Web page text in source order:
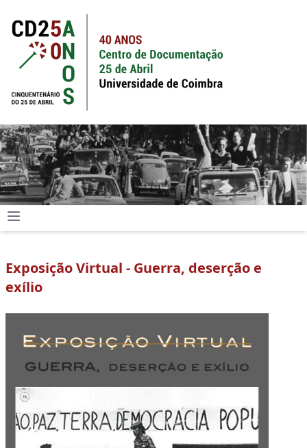
Exposição Virtual - Guerra, deserção e
exílio